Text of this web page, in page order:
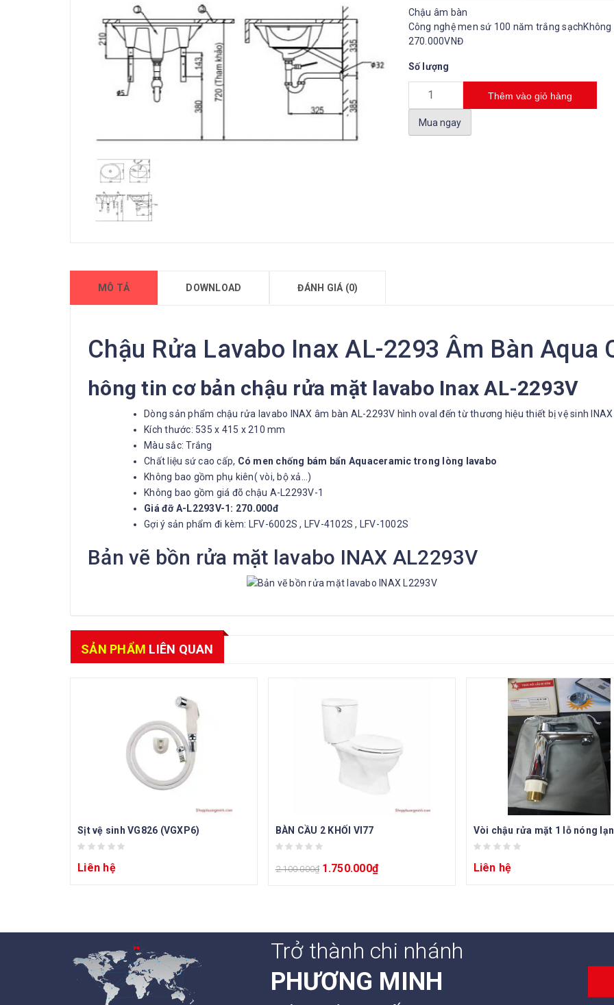
Chậu âm bàn
Công nghệ men sứ 100 năm trắng
270.000VNĐ
Số lượng
Thêm vào giỏ hàng
Mua ngay
MÔ TẢ DOWNLOAD ĐÁNH GIÁ (0)
Chậu Rửa Lavabo Inax AL-2293 Âm Bàn Aqua
hông tin cơ bản chậu rửa mặt lavabo Inax AL-2293V
Dòng sản phẩm chậu rửa lavabo INAX âm bàn AL-2293V hình oval đến từ thương hiệu thiết bị vệ sinh INAX
Kích thước: 535 x 415 x 210 mm
Màu sắc: Trắng​
Chất liệu sứ cao cấp, Có men chống bám bẩn Aquaceramic trong lòng lavabo
Không bao gồm phụ kiên( vòi, bộ xả…)
Không bao gồm giá đõ chậu A-L2293V-1
Giá đỡ A-L2293V-1: 270.000đ
Gợi ý sản phẩm đi kèm: LFV-6002S , LFV-4102S , LFV-1002S
Bản vẽ bồn rửa mặt lavabo INAX AL2293V
SẢN PHẨM LIÊN QUAN
Sịt vệ sinh VG826 (VGXP6)
Liên hệ
BÀN CẦU 2 KHỐI VI77
2.100.000₫ 1.750.000₫
Vòi chậu rửa mặt 1 lỗ nóng
Liên hệ
Trở thành chi nhánh
PHƯƠNG MINH